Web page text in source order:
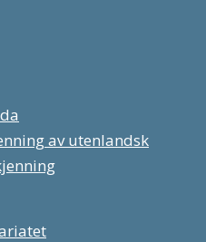
av utenlandsk